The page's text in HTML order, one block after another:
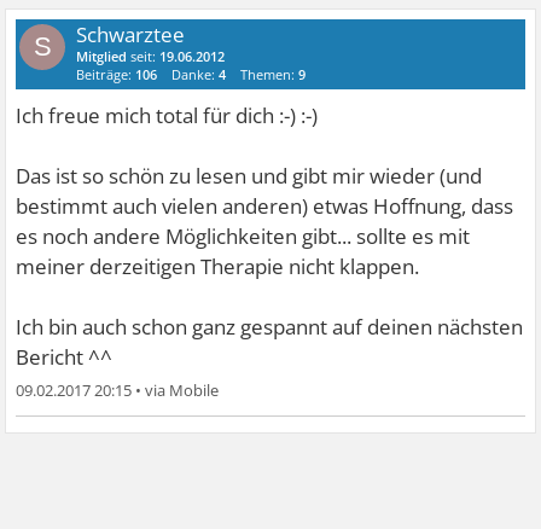
S Schwarztee
Mitglied seit: 19.06.2012
Beiträge: 106 Danke:4 Themen:9
Ich freue mich total für dich :-) :-)
Das ist so schön zu lesen und gibt mir wieder (und
bestimmt auch vielen anderen) etwas Hoffnung, dass
es noch andere Möglichkeiten gibt... sollte es mit
meiner derzeitigen Therapie nicht klappen.
Ich bin auch schon ganz gespannt auf deinen nächsten
Bericht ^^
09.02.2017 20:15 •